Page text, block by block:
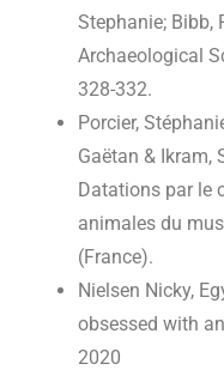
Stephanie; Bibb,
Archaeological
328-332.
Porcier,
Gaëtan & Ikram,
Datations par le
animales du
(France).
Nielsen Nicky,
obsessed with
2020